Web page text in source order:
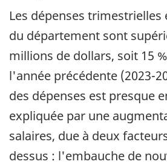
Les dépenses trimestrielles
du département sont
millions de dollars, soit 15
l'année précédente (2023-
des dépenses est presque
expliquée par une
salaires, due à deux
dessus : l'embauche de